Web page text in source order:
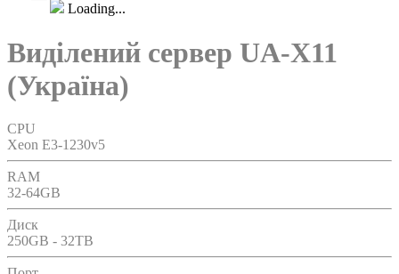
Loading...
Виділений сервер UA-X11
(Україна)
CPU
Xeon E3-1230v5
RAM
32-64GB
Диск
250GB - 32TB